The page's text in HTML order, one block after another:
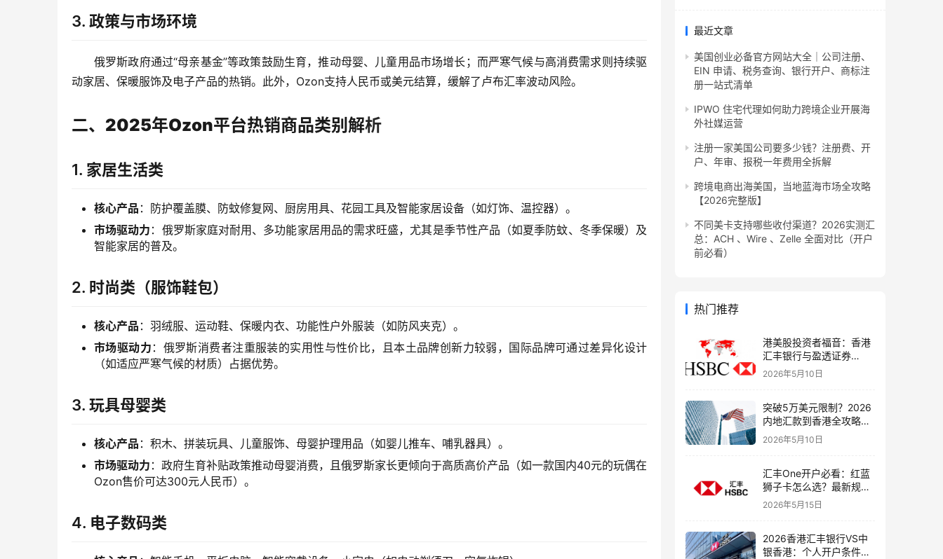
3. 政策与市场环境
俄罗斯政府通过“母亲基金”等政策鼓励生育，推动母婴、儿童用品市场增长；而严寒气候与高消费需求则持续驱
动家居、保暖服饰及电子产品的热销。此外，Ozon支持人民币或美元结算，缓解了卢布汇率波动风险。
二、2025年Ozon平台热销商品类别解析
1. 家居生活类
核心产品 ：防护覆盖膜、防蚊修复网、厨房用具、花园工具及智能家居设备（如灯饰、温控器）。
市场驱动力 ：俄罗斯家庭对耐用、多功能家居用品的需求旺盛，尤其是季节性产品（如夏季防蚊、冬季保暖）及
智能家居的普及。
2. 时尚类（服饰鞋包）
核心产品 ：羽绒服、运动鞋、保暖内衣、功能性户外服装（如防风夹克）。
市场驱动力 ：俄罗斯消费者注重服装的实用性与性价比，且本土品牌创新力较弱，国际品牌可通过差异化设计
（如适应严寒气候的材质）占据优势。
3. 玩具母婴类
核心产品 ：积木、拼装玩具、儿童服饰、母婴护理用品（如婴儿推车、哺乳器具）。
市场驱动力 ：政府生育补贴政策推动母婴消费，且俄罗斯家长更倾向于高质高价产品（如一款国内40元的玩偶在
Ozon售价可达300元人民币）。
4. 电子数码类
最近文章
美国创业必备官方网站大全｜公司注册、
EIN 申请、税务查询、银行开户、商标注
册一站式清单
IPWO 住宅代理如何助力跨境企业开展海
外社媒运营
注册一家美国公司要多少钱？注册费、开
户、年审、报税一年费用全拆解
跨境电商出海美国，当地蓝海市场全攻略
【2026完整版】
不同美卡支持哪些收付渠道？2026实测汇
总：ACH 、Wire 、Zelle 全面对比（开户
前必看）
热门推荐
港美股投资者福音：香港
汇丰银行与盈透证券
（IBKR）绑定入金全流
2026年5月10日
突破5万美元限制？2026
内地汇款到香港全攻略：
4种合法路径、手续费对
比与避坑指南
2026年5月10日
汇丰One开户必看：红蓝
狮子卡怎么选？最新规则
+补办攻略+5个避坑指南
2026年5月15日
2026香港汇丰银行VS中
银香港：个人开户条件、